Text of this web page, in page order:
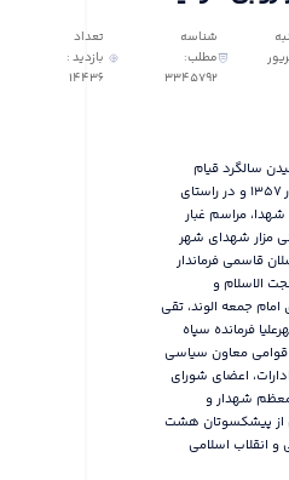
شناسه
مطلب:
3345792
تعداد
بازدید :
14436
سالگرد قیام
خونین ۱۷ شهریور ۱۳۵۷ و در راستای
مراسم غبار
مزار شهدای شهر
قاسمی فرماندار
الاسلام و
جمعه الوند، تقی
فرمانده سپاه
قوامی معاون سیاسی
اعضای شورای
شهدار و
از پیشکسوتان هشت
انقلاب اسلامی